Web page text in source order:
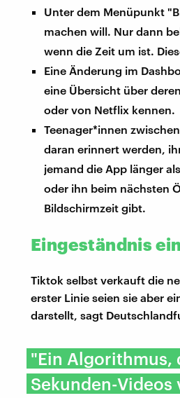
Unter dem Menüpunkt
machen will. Nur dann
wenn die Zeit um ist.
Eine Änderung im
eine Übersicht über
oder von Netflix kennen.
Teenager*innen
daran erinnert werden,
jemand die App länger
oder ihn beim nächsten
Bildschirmzeit gibt.
Eingeständnis
Tiktok selbst verkauft die
erster Linie seien sie aber
darstellt, sagt
"Ein Algorithmus,
Sekunden-Videos